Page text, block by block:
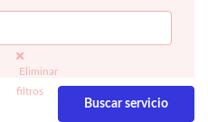
Eliminar
filtros